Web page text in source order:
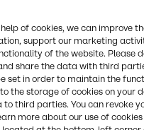
Total Concept,
meglio come nutrire
misura a problemi
quattro aree chiavee
essere utilizzati
tenendo conto
benessere degli
of cookies, we can improve
support our marketing
of the website. Please
share the data with third
set in order to maintain the
to the storage of cookies on your
third parties. You can revoke
more about our use of cookies